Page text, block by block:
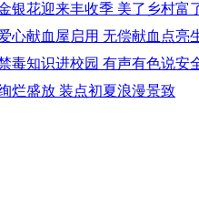
银花迎来丰收季 美了乡村富
心献血屋启用 无偿献血点亮
毒知识进校园 有声有色说安
烂盛放 装点初夏浪漫景致